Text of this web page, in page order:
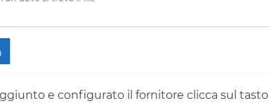
e configurato il fornitore clicca sul tasto